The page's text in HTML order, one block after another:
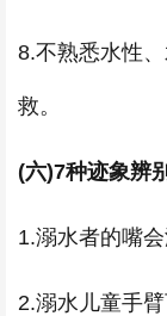
8.不熟悉水性
救。
(六)7种迹象辨
1.溺水者的嘴
2.溺水儿童手